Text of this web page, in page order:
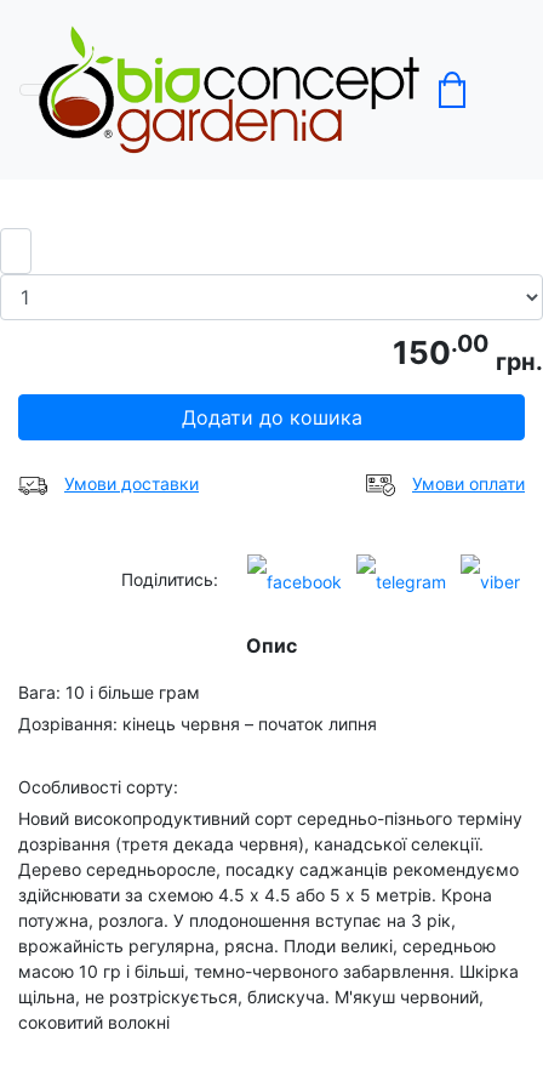
Головна
Черешня Саміт
150.00
грн.
Додати до кошика
Умови доставки Умови оплати
Поділитись:
Опис
Вага: 10 і більше грам
Дозрівання: кінець червня – початок липня
Особливості сорту:
Новий високопродуктивний сорт середньо-пізнього терміну
дозрівання (третя декада червня), канадської селекції.
Дерево середньоросле, посадку саджанців рекомендуємо
здійснювати за схемою 4.5 х 4.5 або 5 х 5 метрів. Крона
потужна, розлога. У плодоношення вступає на 3 рік,
врожайність регулярна, рясна. Плоди великі, середньою
масою 10 гр і більші, темно-червоного забарвлення. Шкірка
щільна, не розтріскується, блискуча. М'якуш червоний,
соковитий волокні